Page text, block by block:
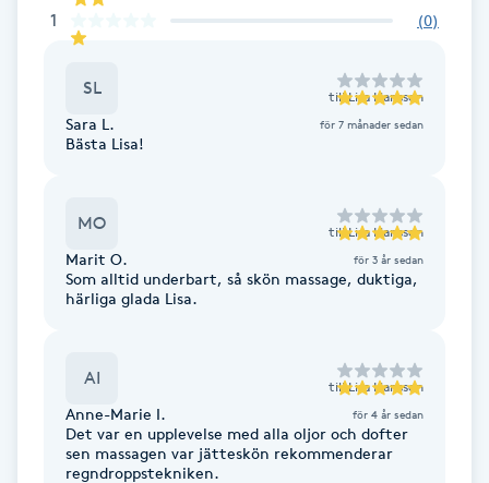
Fotsvamp
Fransar
Fransfärgning
Fransförlängning Megavolym
Fransförlängning Volym
1 (0)
SL till Lisa Hansson
Sara L. för 7 månader sedan
Bästa Lisa!
MO till Lisa Hansson
Marit O. för 3 år sedan
Som alltid underbart, så skön massage, duktiga,
härliga glada Lisa.
AI till Lisa Hansson
Anne-Marie I. för 4 år sedan
Det var en upplevelse med alla oljor och dofter
sen massagen var jätteskön rekommenderar
regndroppstekniken.